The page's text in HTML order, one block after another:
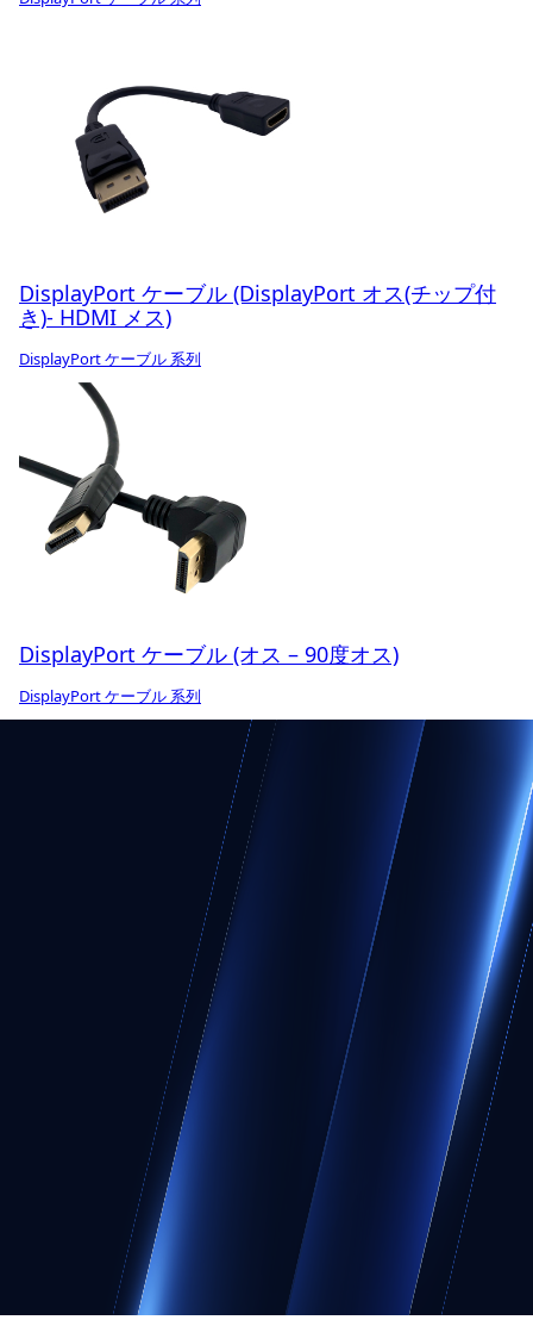
DisplayPort ケーブル (DisplayPort オス(チップ付
き)- HDMI メス)
DisplayPort ケーブル 系列
DisplayPort ケーブル (オス – 90度オス)
DisplayPort ケーブル 系列